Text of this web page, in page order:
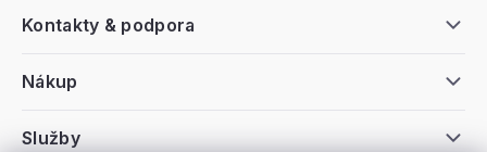
Nákup
Kontakty & podpora
Služby